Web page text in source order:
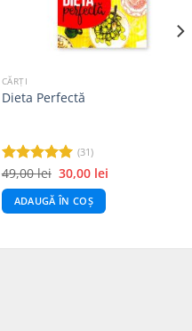
CĂRȚI
Dieta Perfectă
Evaluat la
5.00din 5
(31)
49,00lei Prețul
inițial
a
fost:
49,00 lei.
30,00 leiPrețul
ADAUGĂ ÎN COȘ